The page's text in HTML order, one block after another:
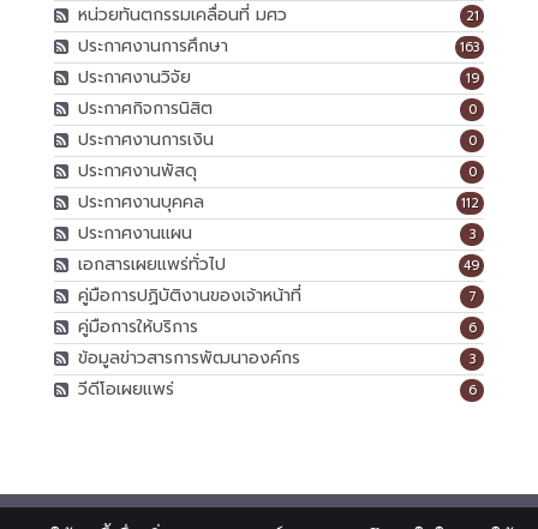
21
หน่วยทันตกรรมเคลื่อนที่ มศว
163
ประกาศงานการศึกษา
19
ประกาศงานวิจัย
0
ประกาศกิจการนิสิต
0
ประกาศงานการเงิน
0
ประกาศงานพัสดุ
112
ประกาศงานบุคคล
3
ประกาศงานแผน
49
เอกสารเผยแพร่ทั่วไป
7
คู่มือการปฏิบัติงานของเจ้าหน้าที่
6
คู่มือการให้บริการ
3
ข้อมูลข่าวสารการพัฒนาองค์กร
6
วีดีโอเผยแพร่